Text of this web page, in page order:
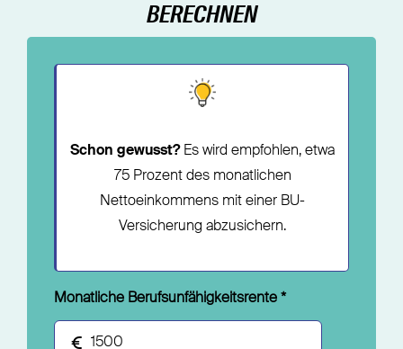
BERECHNEN
Schon gewusst?Es wird empfohlen, etwa
75 Prozent des monatlichen
Nettoeinkommens mit einer BU-
Versicherung abzusichern.
Monatliche Berufsunfähigkeitsrente *